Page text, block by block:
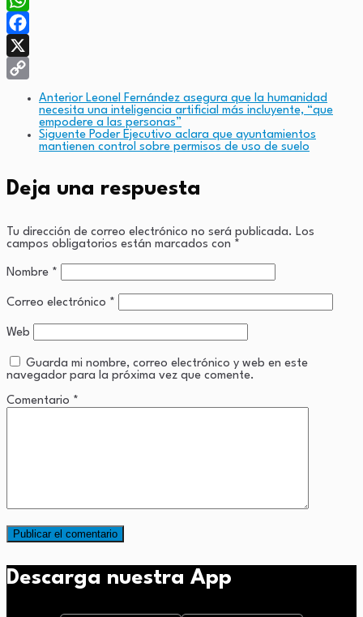
WhatsApp
Facebook
X
Anterior Leonel Fernández asegura que la humanidad
necesita una inteligencia artificial más incluyente, “que
empodere a las personas”
Siguente Poder Ejecutivo aclara que ayuntamientos
mantienen control sobre permisos de uso de suelo
Deja una respuesta
Tu dirección de correo electrónico no será publicada. Los
campos obligatorios están marcados con *
Nombre *
Correo electrónico *
Web
Guarda mi nombre, correo electrónico y web en este
navegador para la próxima vez que comente.
Comentario *
Descarga nuestra App